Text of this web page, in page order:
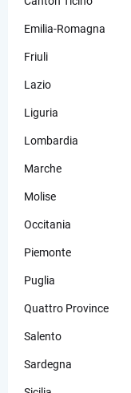
Emilia-Romagna
Friuli
Lazio
Liguria
Lombardia
Marche
Molise
Occitania
Piemonte
Puglia
Quattro Province
Salento
Sardegna